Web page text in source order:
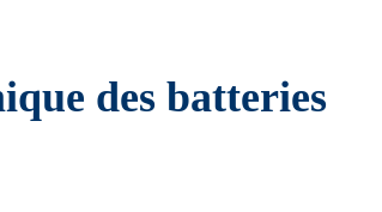
des batteries